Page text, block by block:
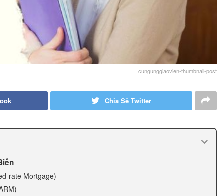
cungunggiaovien-thumbnail-post
Chia Sẻ Twitter
rate Mortgage)